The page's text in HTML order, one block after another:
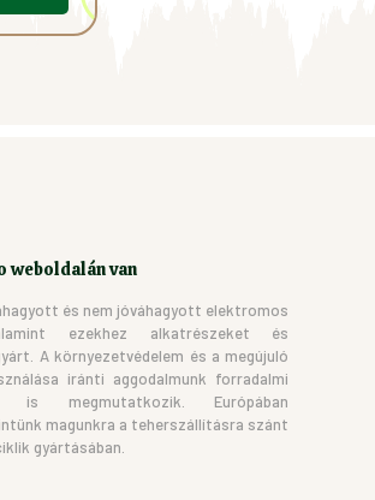
weboldalán van
és nem jóváhagyott elektromos
ezekhez alkatrészeket és
A környezetvédelem és a megújuló
iránti aggodalmunk forradalmi
is megmutatkozik. Európában
magunkra a teherszállításra szánt
gyártásában.